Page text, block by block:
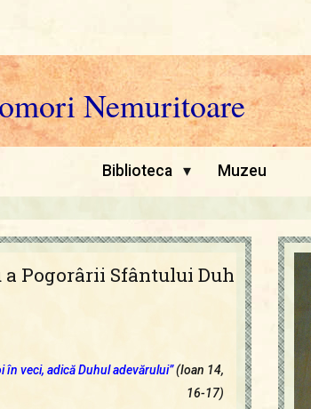
Nemuritoare
Biblioteca ▾ Muzeu
Pogorârii Sfântului Duh
în veci, adică Duhul adevărului”(Ioan 14,
16-17)